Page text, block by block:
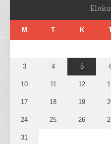
M T K
3 4 5
10 11 12
17 18 19
24 25 26
31